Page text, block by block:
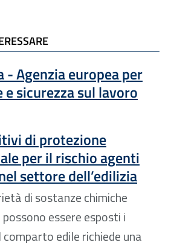
- Agenzia europea per
e sicurezza sul lavoro
: apre una nuova finestra
di protezione
per il rischio agenti
settore dell’edilizia
di sostanze chimiche
essere esposti i
edile richiede una